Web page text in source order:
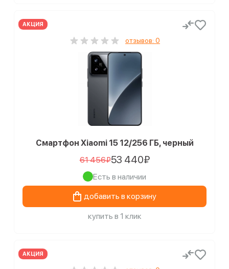
АКЦИЯ
отзывов: 0
Смартфон Xiaomi 15 12/256 ГБ, черный
61 456₽53 440₽
Есть в наличии
добавить в корзину
купить в 1 клик
АКЦИЯ